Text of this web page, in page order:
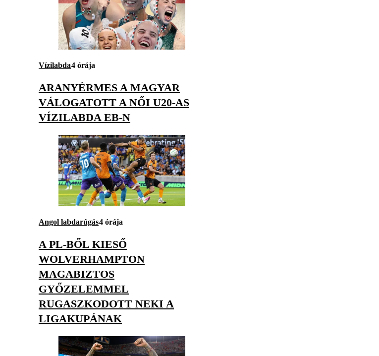
Vízilabda4 órája
ARANYÉRMES A MAGYAR
VÁLOGATOTT A NŐI U20-AS
VÍZILABDA EB-N
Angol labdarúgás4 órája
A PL-BŐL KIESŐ
WOLVERHAMPTON
MAGABIZTOS
GYŐZELEMMEL
RUGASZKODOTT NEKI A
LIGAKUPÁNAK